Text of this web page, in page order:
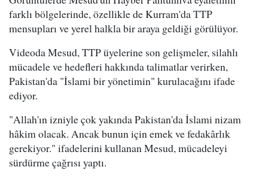
farklı bölgelerinde, özellikle de Kurram'da TTP
mensupları ve yerel halkla bir araya geldiği görülüyor.
Videoda Mesud, TTP üyelerine son gelişmeler, silahlı
mücadele ve hedefleri hakkında talimatlar verirken,
Pakistan'da "İslami bir yönetimin" kurulacağını ifade
ediyor.
"Allah'ın izniyle çok yakında Pakistan'da İslami nizam
hâkim olacak. Ancak bunun için emek ve fedakârlık
gerekiyor." ifadelerini kullanan Mesud, mücadeleyi
sürdürme çağrısı yaptı.